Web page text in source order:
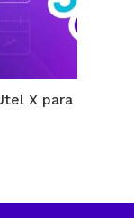
X para